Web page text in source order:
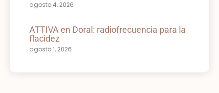
agosto 4, 2026
ATTIVA en Doral: radiofrecuencia para la
flacidez
agosto 1, 2026